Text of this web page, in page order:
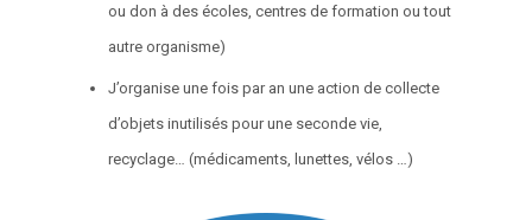
ou don à des écoles, centres de formation ou tout
autre organisme)
J’organise une fois par an une action de collecte
d’objets inutilisés pour une seconde vie,
recyclage… (médicaments, lunettes, vélos …)